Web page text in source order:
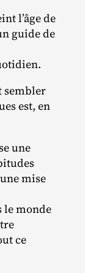
l’âge de
guide de
sembler
est, en
une
mise
le monde
ce